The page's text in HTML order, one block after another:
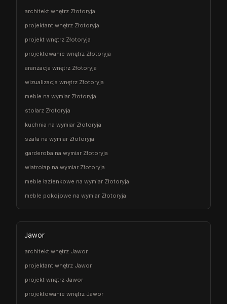
architekt wnętrz Złotoryja
projektant wnętrz Złotoryja
projekt wnętrz Złotoryja
projektowanie wnętrz Złotoryja
aranżacja wnętrz Złotoryja
wizualizacja wnętrz Złotoryja
meble na wymiar Złotoryja
stolarz Złotoryja
kuchnia na wymiar Złotoryja
szafa na wymiar Złotoryja
garderoba na wymiar Złotoryja
wiatrołap na wymiar Złotoryja
meble łazienkowe na wymiar Złotoryja
meble pokojowe na wymiar Złotoryja
Jawor
architekt wnętrz Jawor
projektant wnętrz Jawor
projekt wnętrz Jawor
projektowanie wnętrz Jawor